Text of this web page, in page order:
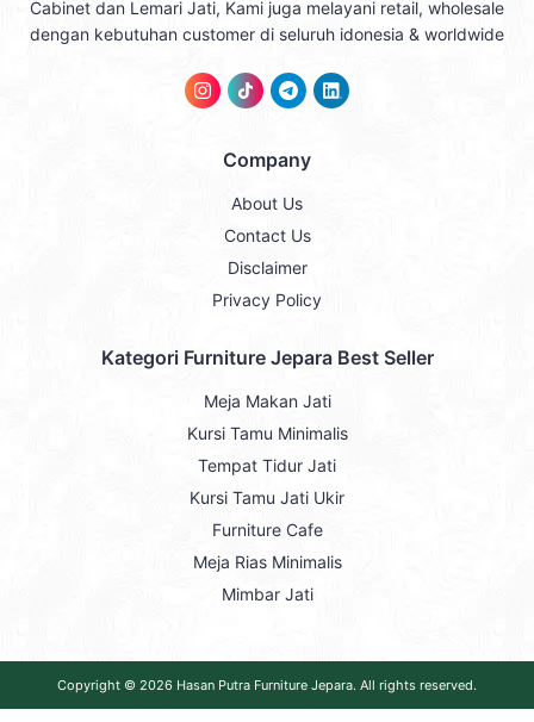
Cabinet dan Lemari Jati, Kami juga melayani retail, wholesale
dengan kebutuhan customer di seluruh idonesia & worldwide
Company
About Us
Contact Us
Disclaimer
Privacy Policy
Kategori Furniture Jepara Best Seller
Meja Makan Jati
Kursi Tamu Minimalis
Tempat Tidur Jati
Kursi Tamu Jati Ukir
Furniture Cafe
Meja Rias Minimalis
Mimbar Jati
Copyright © 2026 Hasan Putra Furniture Jepara. All rights reserved.